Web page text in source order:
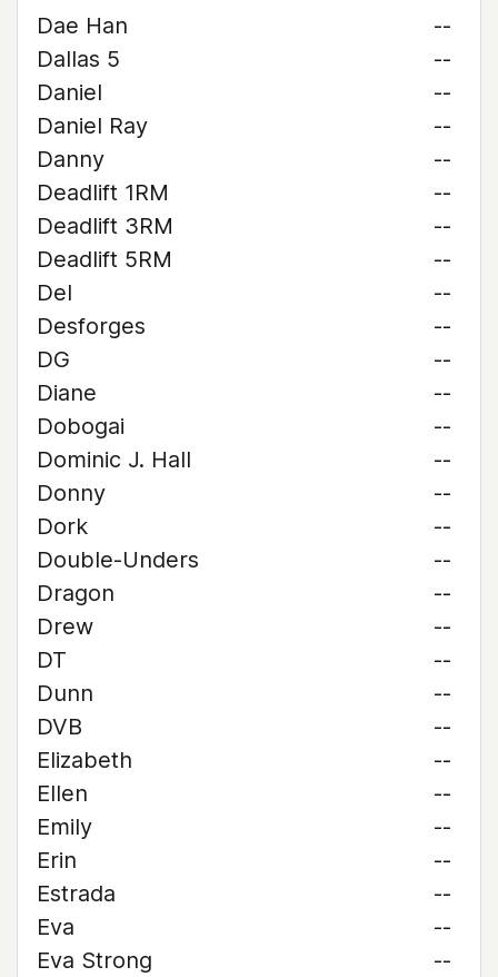
Dae Han
--
Dallas 5
--
Daniel
--
Daniel Ray
--
Danny
--
Deadlift 1RM
--
Deadlift 3RM
--
Deadlift 5RM
--
Del
--
Desforges
--
DG
--
Diane
--
Dobogai
--
Dominic J. Hall
--
Donny
--
Dork
--
Double-Unders
--
Dragon
--
Drew
--
DT
--
Dunn
--
DVB
--
Elizabeth
--
Ellen
--
Emily
--
Erin
--
Estrada
--
Eva
--
Eva Strong
--